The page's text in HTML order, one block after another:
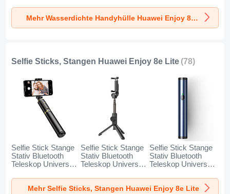
Huawei Enjoy 8e
Lite Schwarz
Huawei Enjoy 8e
Lite Gold
Huawei Enjoy 8e
Lite Orange Mehr Wasserdichte Handyhülle Huawei Enjoy 8e Lite
Selfie Sticks, Stangen Huawei Enjoy 8e Lite (78)
Selfie Stick Stange
Stativ Bluetooth
Teleskop Universal
Enjoy 8e Lite Gold
und Schwarz
Selfie Stick Stange
Stativ Bluetooth
Teleskop Universal
Enjoy 8e Lite
Schwarz
Selfie Stick Stange
Stativ Bluetooth
Teleskop Universal
Enjoy 8e Lite Blau
Mehr Selfie Sticks, Stangen Huawei Enjoy 8e Lite